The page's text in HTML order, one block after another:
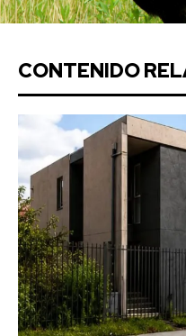
CONTENIDO